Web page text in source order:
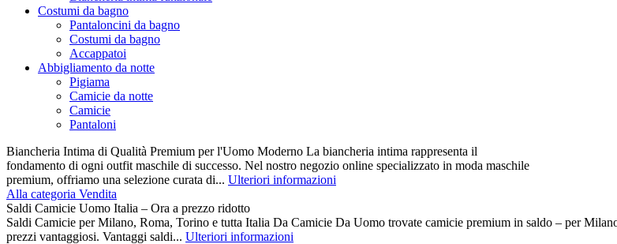
Costumi da bagno
Pantaloncini da bagno
Costumi da bagno
Accappatoi
Abbigliamento da notte
Pigiama
Camicie da notte
Camicie
Pantaloni
Biancheria Intima di Qualità Premium per l'Uomo Moderno La biancheria intima rappresenta il
fondamento di ogni outfit maschile di successo. Nel nostro negozio online specializzato in moda maschile
premium, offriamo una selezione curata di... Ulteriori informazioni
Alla categoria Vendita
Saldi Camicie Uomo Italia – Ora a prezzo ridotto
Saldi Camicie per Milano, Roma, Torino e tutta Italia Da Camicie Da Uomo trovate camicie premium in saldo – per
prezzi vantaggiosi. Vantaggi saldi... Ulteriori informazioni